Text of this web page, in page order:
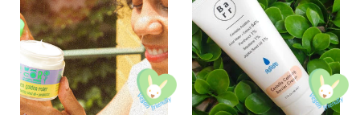
probiotica om de huidbarrière te
kalmeren, beschermen en
versterken.